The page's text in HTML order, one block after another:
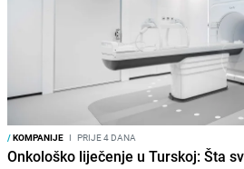
/KOMPANIJE I PRIJE 4 DANA
Onkološko liječenje u Turskoj: Šta